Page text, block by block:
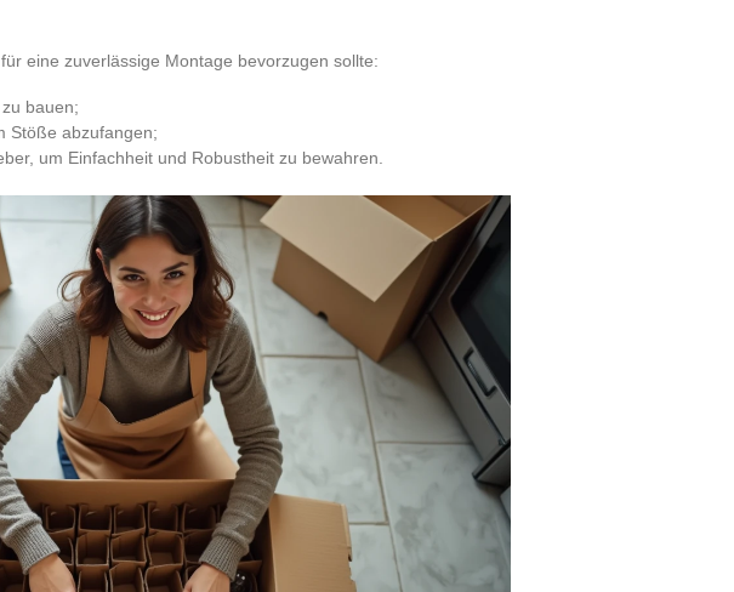
eine zuverlässige Montage bevorzugen sollte:
bauen;
Stöße abzufangen;
um Einfachheit und Robustheit zu bewahren.